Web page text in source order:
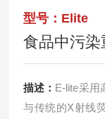
型号：Elite
食品中污
描述： E-lite采用
与传统的X射线